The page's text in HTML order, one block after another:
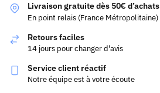
Livraison gratuite dès 50€ d’achats
En point relais (France Métropolitaine)
Retours faciles
14 jours pour changer d'avis
Service client réactif
Notre équipe est à votre écoute